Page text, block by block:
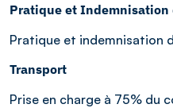
Pratique et Indemnisation
Pratique et indemnisation
Transport
Prise en charge à 75%